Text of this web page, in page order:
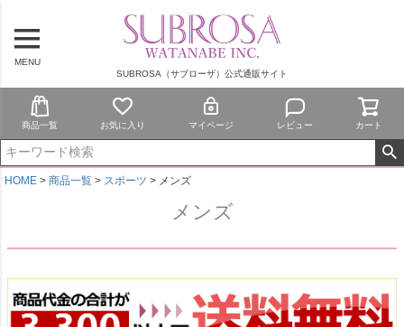
MENU
SUBROSA（サブローザ）公式通販サイト
商品一覧 お気に入り マイページ レビュー カート
HOME 商品一覧 スポーツ メンズ
メンズ